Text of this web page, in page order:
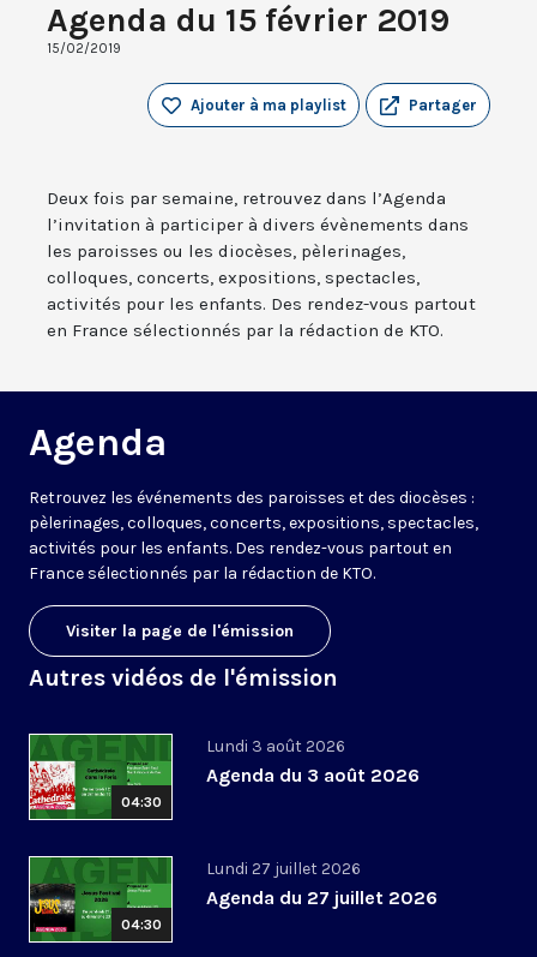
Agenda du 15 février 2019
15/02/2019
Partager
Ajouter à ma playlist
Deux fois par semaine, retrouvez dans l’Agenda
l’invitation à participer à divers évènements dans
les paroisses ou les diocèses, pèlerinages,
colloques, concerts, expositions, spectacles,
activités pour les enfants. Des rendez-vous partout
en France sélectionnés par la rédaction de KTO.
Agenda
Retrouvez les événements des paroisses et des diocèses :
pèlerinages, colloques, concerts, expositions, spectacles,
activités pour les enfants. Des rendez-vous partout en
France sélectionnés par la rédaction de KTO.
Visiter la page de l'émission
Autres vidéos de l'émission
04:30
Lundi 3 août 2026
Agenda du 3 août 2026
04:30
Lundi 27 juillet 2026
Agenda du 27 juillet 2026